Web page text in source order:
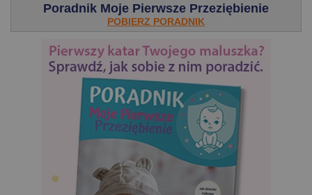
Poradnik Moje Pierwsze Przeziębienie
POBIERZ PORADNIK